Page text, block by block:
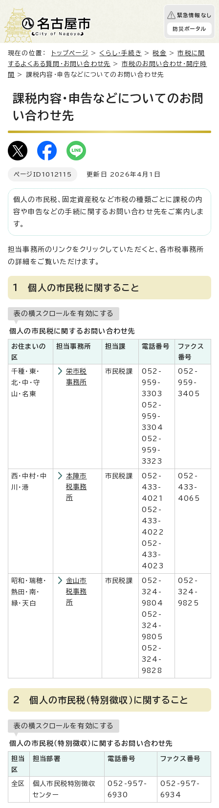
緊急情報なし
防災ポータル
現在の位置： トップページ > くらし・手続き >税金 >市税に関
するよくある質問・お問い合わせ先
> 市税のお問い合わせ・開庁時
間
> 課税内容・申告などについてのお問い合わせ先
課税内容・申告などについてのお問
い合わせ先
ページID 1012115 更新日 2026年4月1日
個人の市民税、固定資産税など市税の種類ごとに課税の内
容や申告などの手続に関するお問い合わせ先をご案内しま
す。
担当事務所のリンクをクリックしていただくと、各市税事務所
の詳細をご覧いただけます。
1 個人の市民税に関すること
表の横スクロールを有効にする
個人の市民税に関するお問い合わせ先
お住まいの
区
担当事務所 担当課 電話番号
ファクス
番号
千種・東・
北・中・守
山・名東
栄市税
事務所
市民税課
052-
959-
3303
052-
959-
3304
052-
959-
3323
052-
959-
3405
西・中村・中
川・港
本陣市
税事務
所
市民税課
052-
433-
4021
052-
433-
4022
052-
433-
4023
052-
433-
4065
昭和・瑞穂・
熱田・南・
緑・天白
金山市
税事務
所
市民税課
052-
324-
9804
052-
324-
9805
052-
324-
9828
052-
324-
9825
2 個人の市民税（特別徴収）に関すること
表の横スクロールを有効にする
個人の市民税（特別徴収）に関するお問い合わせ先
担当
区
担当部署 電話番号 ファクス番号
全区
個人市民税特別徴収
センター
052-957-
6930
052-957-
6934